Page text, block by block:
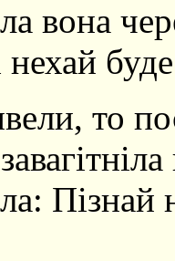
вона
нехай
то